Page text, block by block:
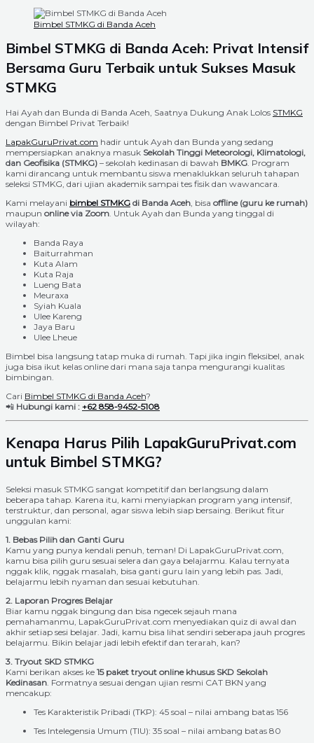
Bimbel STMKG di Banda Aceh
Bimbel STMKG di Banda Aceh: Privat Intensif
Bersama Guru Terbaik untuk Sukses Masuk
STMKG
Hai Ayah dan Bunda di Banda Aceh, Saatnya Dukung Anak Lolos STMKG
dengan Bimbel Privat Terbaik!
LapakGuruPrivat.com hadir untuk Ayah dan Bunda yang sedang
mempersiapkan anaknya masuk Sekolah Tinggi Meteorologi, Klimatologi,
dan Geofisika (STMKG) – sekolah kedinasan di bawah BMKG . Program
kami dirancang untuk membantu siswa menaklukkan seluruh tahapan
seleksi STMKG, dari ujian akademik sampai tes fisik dan wawancara.
Kami melayani bimbel STMKG di Banda Aceh , bisa offline (guru ke rumah)
maupun online via Zoom . Untuk Ayah dan Bunda yang tinggal di
wilayah:
Banda Raya
Baiturrahman
Kuta Alam
Kuta Raja
Lueng Bata
Meuraxa
Syiah Kuala
Ulee Kareng
Jaya Baru
Ulee Lheue
Bimbel bisa langsung tatap muka di rumah. Tapi jika ingin fleksibel, anak
juga bisa ikut kelas online dari mana saja tanpa mengurangi kualitas
bimbingan.
Cari Bimbel STMKG di Banda Aceh?
📲 Hubungi kami : +62 858-9452-5108
Kenapa Harus Pilih LapakGuruPrivat.com
untuk Bimbel STMKG?
Seleksi masuk STMKG sangat kompetitif dan berlangsung dalam
beberapa tahap. Karena itu, kami menyiapkan program yang intensif,
terstruktur, dan personal, agar siswa lebih siap bersaing. Berikut fitur
unggulan kami:
1. Bebas Pilih dan Ganti Guru
Kamu yang punya kendali penuh, teman! Di LapakGuruPrivat.com,
kamu bisa pilih guru sesuai selera dan gaya belajarmu. Kalau ternyata
nggak klik, nggak masalah, bisa ganti guru lain yang lebih pas. Jadi,
belajarmu lebih nyaman dan sesuai kebutuhan.
2. Laporan Progres Belajar
Biar kamu nggak bingung dan bisa ngecek sejauh mana
pemahamanmu, LapakGuruPrivat.com menyediakan quiz di awal dan
akhir setiap sesi belajar. Jadi, kamu bisa lihat sendiri seberapa jauh progres
belajarmu. Bikin belajar jadi lebih efektif dan terarah, kan?
3. Tryout SKD STMKG
Kami berikan akses ke 15 paket tryout online khusus SKD Sekolah
Kedinasan . Formatnya sesuai dengan ujian resmi CAT BKN yang
mencakup:
Tes Karakteristik Pribadi (TKP): 45 soal – nilai ambang batas 156
Tes Intelegensia Umum (TIU): 35 soal – nilai ambang batas 80